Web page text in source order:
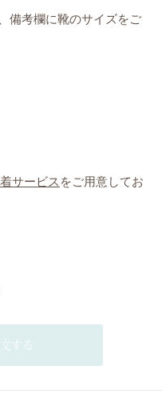
備考欄に靴のサイズをご
サービス をご用意してお
する